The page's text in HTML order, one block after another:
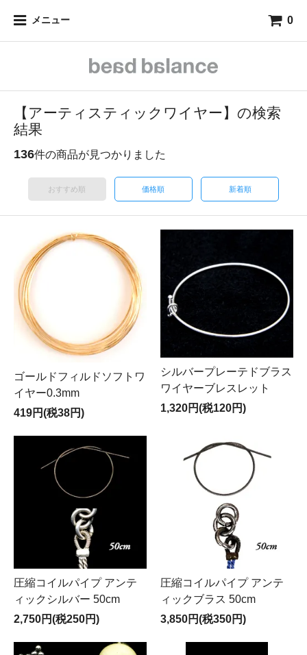
メニュー 0
【アーティスティックワイヤー】の検索
結果
136件の商品が見つかりました
おすすめ順 価格順 新着順
ゴールドフィルドソフトワ
イヤー0.3mm
419円(税38円)
シルバープレーテドブラス
ワイヤーブレスレット
1,320円(税120円)
圧縮コイルパイプ アンテ
ィックシルバー 50cm
2,750円(税250円)
圧縮コイルパイプ アンテ
ィックブラス 50cm
3,850円(税350円)